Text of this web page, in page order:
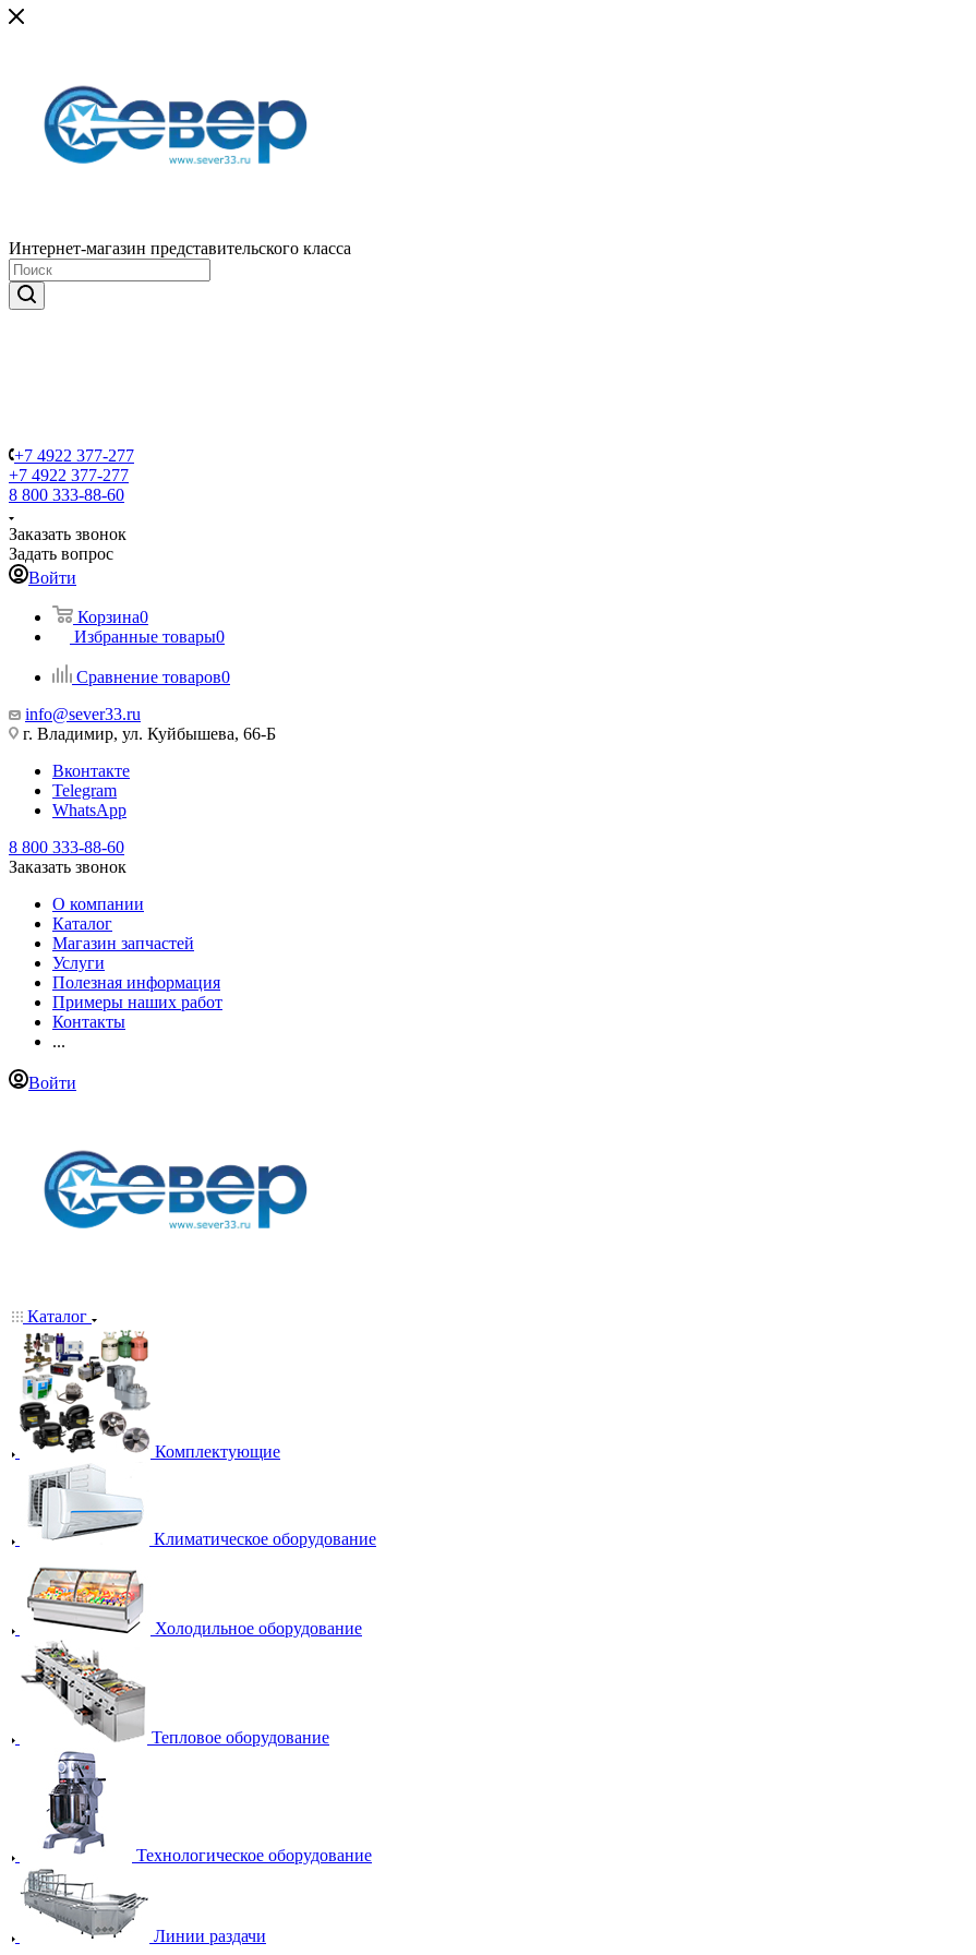
Интернет-магазин представительского класса
+7 4922 377-277
+7 4922 377-277
8 800 333-88-60
Заказать звонок
Задать вопрос
Войти
Корзина0
Избранные товары0
Сравнение товаров0
info@sever33.ru
г. Владимир, ул. Куйбышева, 66-Б
Вконтакте
Telegram
WhatsApp
8 800 333-88-60
Заказать звонок
О компании
Каталог
Магазин запчастей
Услуги
Полезная информация
Примеры наших работ
Контакты
...
Войти
Каталог
Комплектующие
Климатическое оборудование
Холодильное оборудование
Тепловое оборудование
Технологическое оборудование
Линии раздачи